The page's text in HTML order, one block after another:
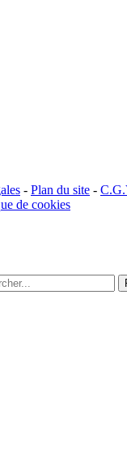
- Plan du site -
de cookies